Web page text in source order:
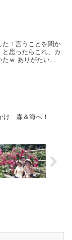
た！言うことを聞か
思ったらこれ、カ
い事
け 森＆海へ！